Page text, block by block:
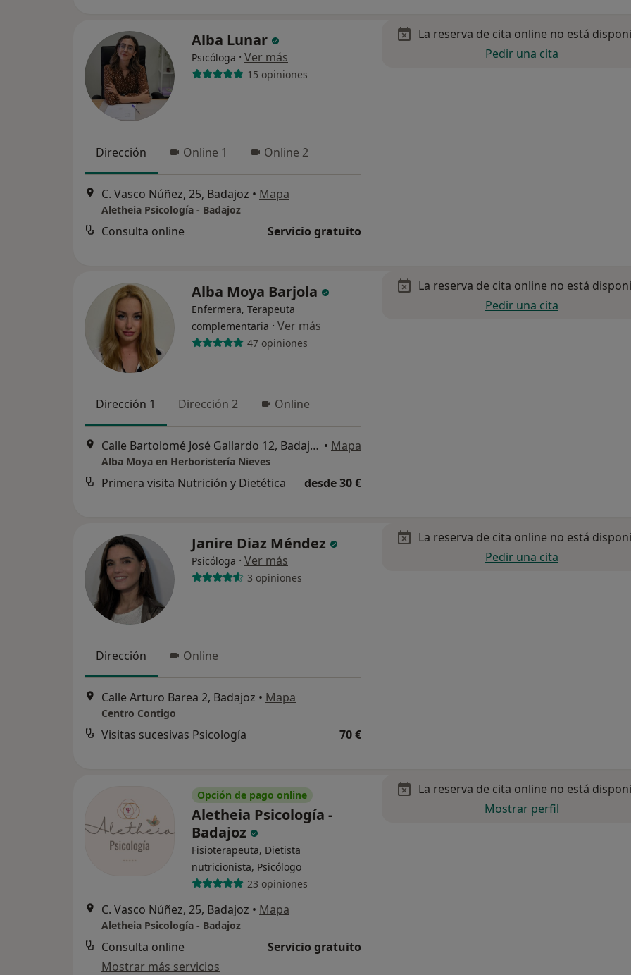
Alba Lunar
Psicóloga · Ver más
15 opiniones
Dirección Online 1 Online 2
C. Vasco Núñez, 25, Badajoz • Mapa
Aletheia Psicología - Badajoz
Consulta online Servicio gratuito
La reserva de cita online no está
Pedir una cita
Alba Moya Barjola
Enfermera, Terapeuta
complementaria · Ver más
47 opiniones
Dirección 1 Dirección 2 Online
Calle Bartolomé José Gallardo 12, Badajoz • Mapa
Alba Moya en Herboristería Nieves
Primera visita Nutrición y Dietética desde 30 €
La reserva de cita online no está
Pedir una cita
Janire Diaz Méndez
Psicóloga · Ver más
3 opiniones
Dirección Online
Calle Arturo Barea 2, Badajoz • Mapa
Centro Contigo
Visitas sucesivas Psicología 70 €
La reserva de cita online no está
Pedir una cita
Opción de pago online
Aletheia Psicología -
Badajoz
Fisioterapeuta, Dietista
nutricionista, Psicólogo
23 opiniones
C. Vasco Núñez, 25, Badajoz • Mapa
Aletheia Psicología - Badajoz
Consulta online
Servicio gratuito
Mostrar más servicios
La reserva de cita online no está
Mostrar perfil